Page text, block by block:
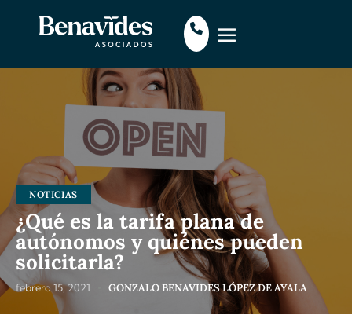
NOTICIAS
¿Qué es la tarifa plana de
autónomos y quiénes pueden
solicitarla?
febrero 15, 2021 GONZALO BENAVIDES LÓPEZ DE AYALA